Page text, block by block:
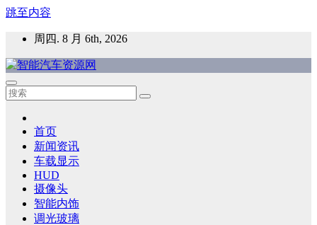
跳至内容
周四. 8 月 6th, 2026
智能汽车资源网
智能表面，智能内饰，新能源汽车，HMI，人车交互，智能车
首页
新闻资讯
车载显示
HUD
摄像头
智能内饰
调光玻璃